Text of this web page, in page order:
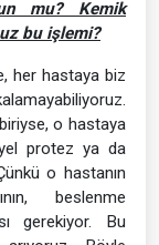
mu? Kemik
bu işlemi?
her hastaya biz
o hastaya
protez ya da
o hastanın
beslenme
gerekiyor. Bu